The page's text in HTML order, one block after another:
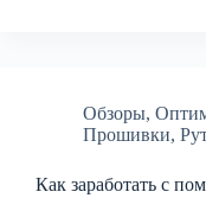
Обзоры,
Прошивки,
Как заработать с